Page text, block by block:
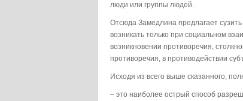
люди или группы людей.
Отсюда Замедлина предлагает
возникать только при социальном
возникновении противоречия,
противоречия, в противодействии
Исходя из всего выше сказанного,
– это наиболее острый способ